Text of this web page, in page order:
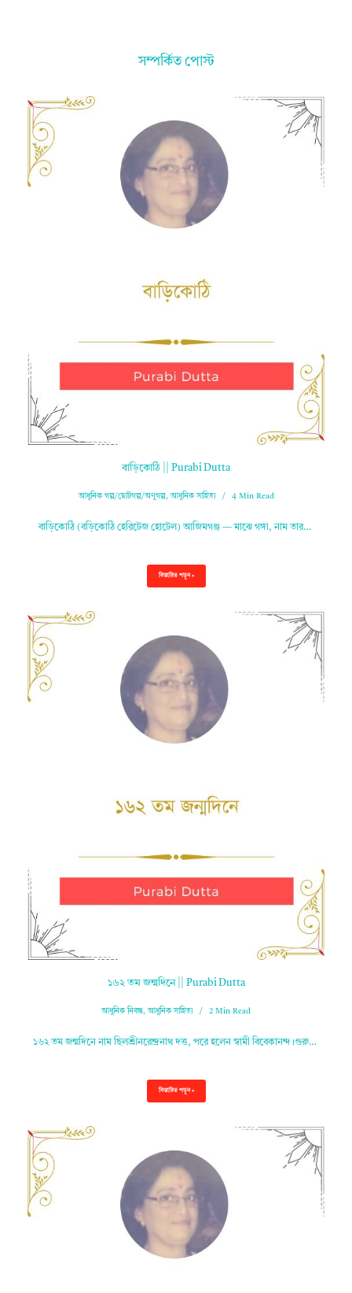
সম্পর্কিত পোস্ট
বাড়িকোঠি || Purabi Dutta
আধুনিক গল্প/ছোটগল্প/অণুগল্প,আধুনিক সাহিত্য 4 Min Read
বাড়িকোঠি (বড়িকোঠি হেরিটেজ হোটেল) আজিমগঞ্জ — মাঝে গঙ্গা, নাম তার…
বিস্তারিত পড়ুন »
১৬২ তম জন্মদিনে || Purabi Dutta
আধুনিক নিবন্ধ,আধুনিক সাহিত্য 2 Min Read
১৬২ তম জন্মদিনে নাম ছিলশ্রীনরেন্দ্রনাথ দত্ত, পরে হলেন স্বামী বিবেকানন্দ।গুরু…
বিস্তারিত পড়ুন »